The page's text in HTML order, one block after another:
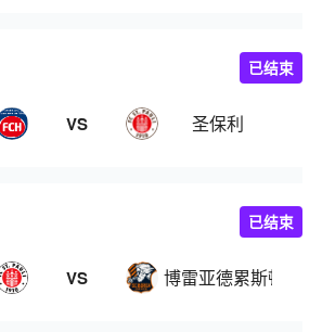
VS 圣保利
已结束
VS 博雷亚德累斯顿U19
已结束